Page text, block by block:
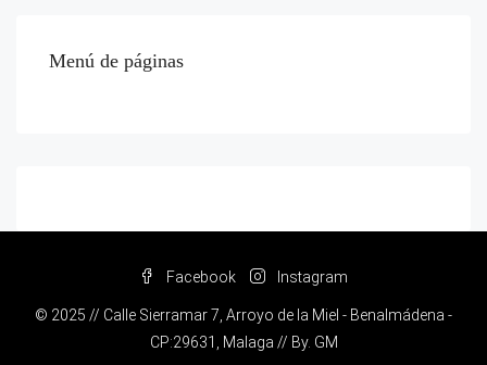
Menú de páginas
Facebook Instagram
© 2025 // Calle Sierramar 7, Arroyo de la Miel - Benalmádena -
CP:29631, Malaga // By. GM